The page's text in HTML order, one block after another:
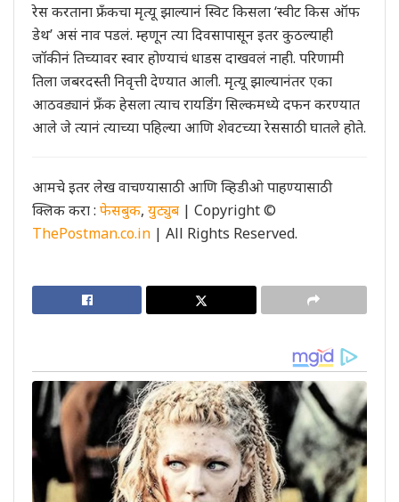
रेस करताना फ्रँकचा मृत्यू झाल्यानं स्विट किसला ‘स्वीट किस ऑफ
डेथ’ असं नाव पडलं. म्हणून त्या दिवसापासून इतर कुठल्याही
जॉकीनं तिच्यावर स्वार होण्याचं धाडस दाखवलं नाही. परिणामी
तिला जबरदस्ती निवृत्ती देण्यात आली. मृत्यू झाल्यानंतर एका
आठवड्यानं फ्रँक हेसला त्याच रायडिंग सिल्कमध्ये दफन करण्यात
आले जे त्यानं त्याच्या पहिल्या आणि शेवटच्या रेससाठी घातले होते.
आमचे इतर लेख वाचण्यासाठी आणि व्हिडीओ पाहण्यासाठी
क्लिक करा : फेसबुक, युट्युब | Copyright ©
ThePostman.co.in | All Rights Reserved.